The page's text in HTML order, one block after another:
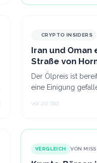
CRYPTO INSIDERS
Iran und Oman
Straße von
sich quer
Der Ölpreis ist
eine Einigung
vor 20 Std.
VERGLEICH VON